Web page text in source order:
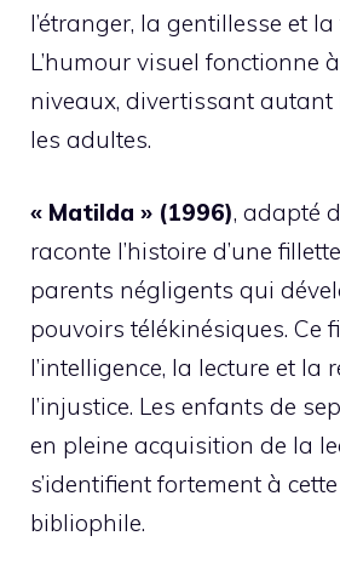
l’étranger, la gentillesse et
L’humour visuel fonctionne
niveaux, divertissant autant
les adultes.
« Matilda » (1996), adapté
raconte l’histoire d’une
parents négligents qui
pouvoirs télékinésiques. Ce
l’intelligence, la lecture et la
l’injustice. Les enfants de
en pleine acquisition de la
s’identifient fortement à
bibliophile.